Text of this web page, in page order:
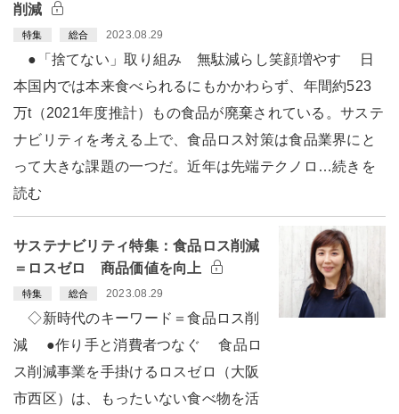
削減
特集 総合 2023.08.29
●「捨てない」取り組み 無駄減らし笑顔増やす 日
本国内では本来食べられるにもかかわらず、年間約523
万t（2021年度推計）もの食品が廃棄されている。サステ
ナビリティを考える上で、食品ロス対策は食品業界にと
って大きな課題の一つだ。近年は先端テクノロ…続きを
読む
サステナビリティ特集：食品ロス削減
＝ロスゼロ 商品価値を向上
特集 総合 2023.08.29
◇新時代のキーワード＝食品ロス削
減 ●作り手と消費者つなぐ 食品ロ
ス削減事業を手掛けるロスゼロ（大阪
市西区）は、もったいない食べ物を活